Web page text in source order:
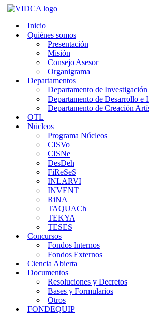
Saltar
contenidoInicio
Quiénes somos
Presentación
Misión
Consejo Asesor
Organigrama
Departamentos
Departamento de Investigación
Departamento de Desarrollo e
Departamento de Creación
OTL
Núcleos
Programa Núcleos
CISVo
CISNe
DesDeh
FiReSeS
INLARVI
INVENT
RiNA
TAQUACh
TEKYA
TESES
Concursos
Fondos Internos
Fondos Externos
Ciencia Abierta
Documentos
Resoluciones y Decretos
Bases y Formularios
Otros
FONDEQUIP